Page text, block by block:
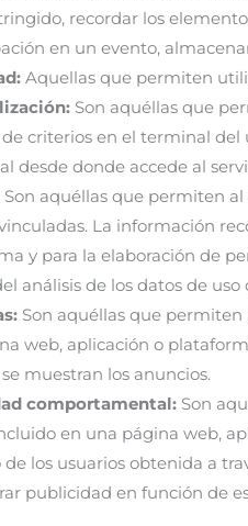
recordar los
en un evento,
Aquellas que permiten
Son aquéllas que
criterios en el terminal del
desde donde accede al
Son aquéllas que permiten
La información
y para la elaboración de
análisis de los datos de
Son aquéllas que permiten
web, aplicación o
muestran los anuncios.
comportamental: Son
en una página web,
los usuarios obtenida a
publicidad en función de